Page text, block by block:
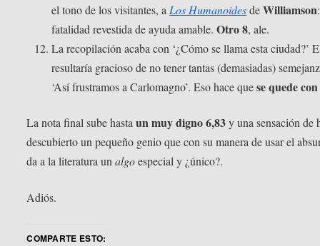
el tono de los visitantes, a Los HumanoidesdeWilliamson
fatalidad revestida de ayuda amable.Otro 8, ale.
La recopilación acaba con ‘¿Cómo se llama esta ciudad?’
resultaría gracioso de no tener tantas (demasiadas)
‘Así frustramos a Carlomagno’. Eso hace quese quede
La nota final sube hastaun muy digno 6,83y una sensación de
descubierto un pequeño genio que con su manera de usar el
da a la literatura unalgoespecial y ¿único?.
Adiós.
COMPARTE ESTO: